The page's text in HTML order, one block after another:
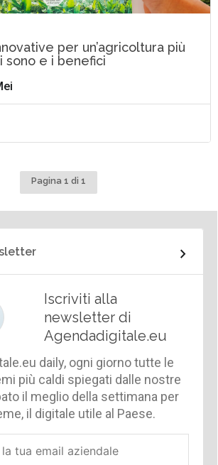
per un’agricoltura più
sono e i benefici
Pagina 1 di 1
Iscriviti alla
newsletter di
Agendadigitale.eu
daily, ogni giorno tutte le
più caldi spiegati dalle nostre
il meglio della settimana per
il digitale utile al Paese.